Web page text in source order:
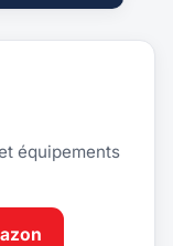
équipements